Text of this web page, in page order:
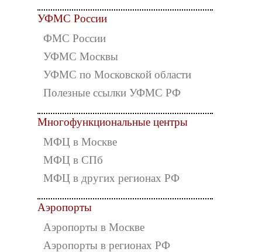
УФМС России
ФМС России
УФМС Москвы
УФМС по Московской области
Полезные ссылки УФМС РФ
Многофункциональные центры
МФЦ в Москве
МФЦ в СПб
МФЦ в других регионах РФ
Аэропорты
Аэропорты в Москве
Аэропорты в регионах РФ